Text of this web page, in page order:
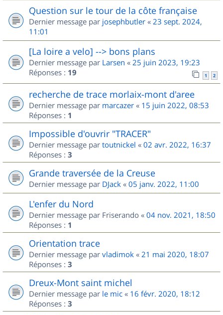
Question sur le tour de la côte française
Dernier message par josephbutler « 23 sept. 2024,
11:01
[La loire a velo] --> bons plans
Dernier message par Larsen « 25 juin 2023, 19:23
Réponses : 19 1 2
recherche de trace morlaix-mont d'aree
Dernier message par marcazer « 15 juin 2022, 08:53
Réponses : 1
Impossible d'ouvrir "TRACER"
Dernier message par toutnickel « 02 avr. 2022, 16:37
Réponses : 3
Grande traversée de la Creuse
Dernier message par DJack « 05 janv. 2022, 11:00
L'enfer du Nord
Dernier message par Friserando « 04 nov. 2021, 18:50
Réponses : 1
Orientation trace
Dernier message par vladimok « 21 mai 2020, 18:07
Réponses : 3
Dreux-Mont saint michel
Dernier message par le mic « 16 févr. 2020, 18:12
Réponses : 3